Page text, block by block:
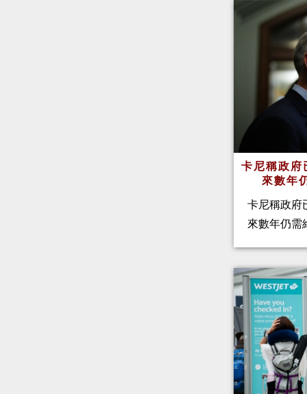
卡尼稱政府
來數年
卡尼稱政府
來數年仍需